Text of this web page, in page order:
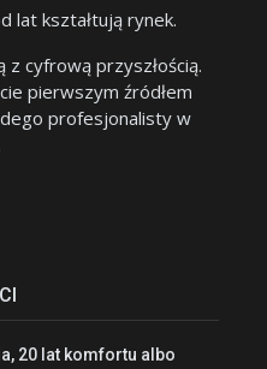
lat kształtują rynek.
cyfrową przyszłością.
pierwszym źródłem
profesjonalisty w
20 lat komfortu albo